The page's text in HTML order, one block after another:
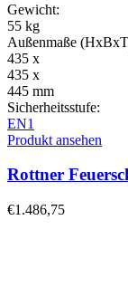
Gewicht:
55 kg
Außenmaße
435 x
435 x
445 mm
Sicherheitsstufe:
EN1
Produkt ansehen
Rottner
€1.486,75